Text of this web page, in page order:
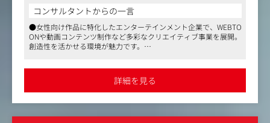
出版社や製造業者との調整、グッズデザイン、サイト更
新、SNSでの告知など、作品の魅力をファンに届けるお仕
事です。
＜具体的な業務内容＞
・出版社・製造業者など取引先とのやりとり
・スケジュール・進行管理
コンサルタントからの一言
●女性向け作品に特化したエンターテインメント企業で、WEBTO
ONや動画コンテンツ制作など多彩なクリエイティブ事業を展開。
創造性を活かせる環境が魅力です。
●フレックスタイム制や在宅勤務が可能で柔軟な働き方が実現で
詳細を見る